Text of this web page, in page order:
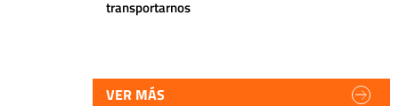
transportarnos
VER MÁS